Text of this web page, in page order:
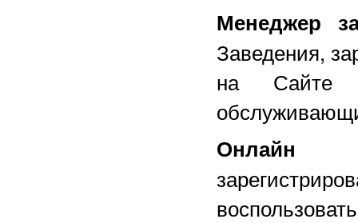
Менеджер
Заведения,
на Сайте
Онлайн